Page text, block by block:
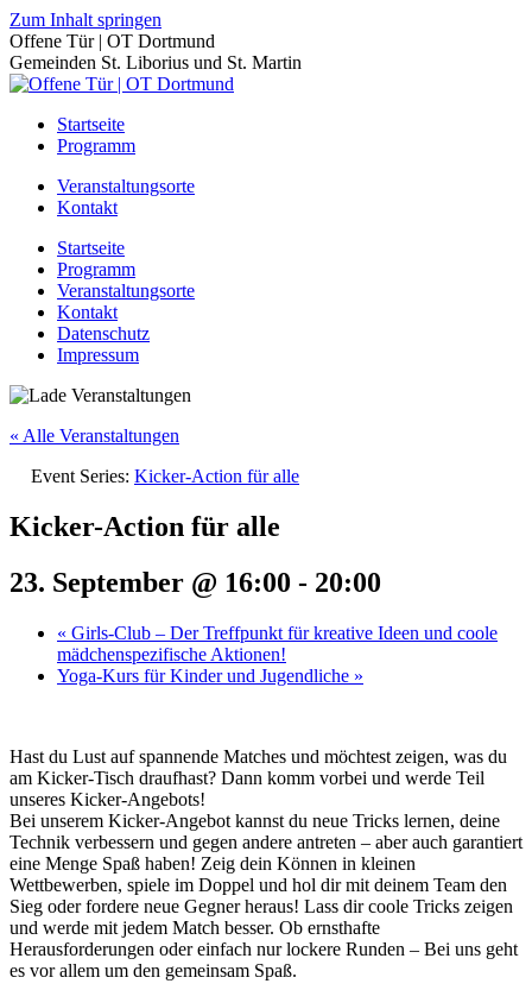
Zum Inhalt springen
Offene Tür | OT Dortmund
Gemeinden St. Liborius und St. Martin
Startseite
Programm
Veranstaltungsorte
Kontakt
Startseite
Programm
Veranstaltungsorte
Kontakt
Datenschutz
Impressum
« Alle Veranstaltungen
Event Series: Kicker-Action für alle
Kicker-Action für alle
23. September @ 16:00 - 20:00
« Girls-Club – Der Treffpunkt für kreative Ideen und coole
mädchenspezifische Aktionen!
Yoga-Kurs für Kinder und Jugendliche »
Hast du Lust auf spannende Matches und möchtest zeigen, was du
am Kicker-Tisch draufhast? Dann komm vorbei und werde Teil
unseres Kicker-Angebots!
Bei unserem Kicker-Angebot kannst du neue Tricks lernen, deine
Technik verbessern und gegen andere antreten – aber auch garantiert
eine Menge Spaß haben! Zeig dein Können in kleinen
Wettbewerben, spiele im Doppel und hol dir mit deinem Team den
Sieg oder fordere neue Gegner heraus! Lass dir coole Tricks zeigen
und werde mit jedem Match besser. Ob ernsthafte
Herausforderungen oder einfach nur lockere Runden – Bei uns geht
es vor allem um den gemeinsam Spaß.